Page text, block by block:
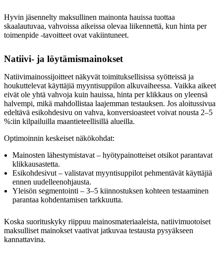
Hyvin jäsennelty maksullinen mainonta hauissa tuottaa
skaalautuvaa, vahvoissa aikeissa olevaa liikennettä, kun hinta per
toimenpide -tavoitteet ovat vakiintuneet.
Natiivi- ja löytämismainokset
Natiivimainossijoitteet näkyvät toimituksellisissa syötteissä ja
houkuttelevat käyttäjiä myyntisuppilon alkuvaiheessa. Vaikka aikeet
eivät ole yhtä vahvoja kuin hauissa, hinta per klikkaus on yleensä
halvempi, mikä mahdollistaa laajemman testauksen. Jos aloitussivua
edeltävä esikohdesivu on vahva, konversioasteet voivat nousta 2–5
%:iin kilpailuilla maantieteellisillä alueilla.
Optimoinnin keskeiset näkökohdat:
Mainosten lähestymistavat – hyötypainotteiset otsikot parantavat
klikkausastetta.
Esikohdesivut – valistavat myyntisuppilot pehmentävät käyttäjiä
ennen uudelleenohjausta.
Yleisön segmentointi – 3–5 kiinnostuksen kohteen testaaminen
parantaa kohdentamisen tarkkuutta.
Koska suorituskyky riippuu mainosmateriaaleista, natiivimuotoiset
maksulliset mainokset vaativat jatkuvaa testausta pysyäkseen
kannattavina.